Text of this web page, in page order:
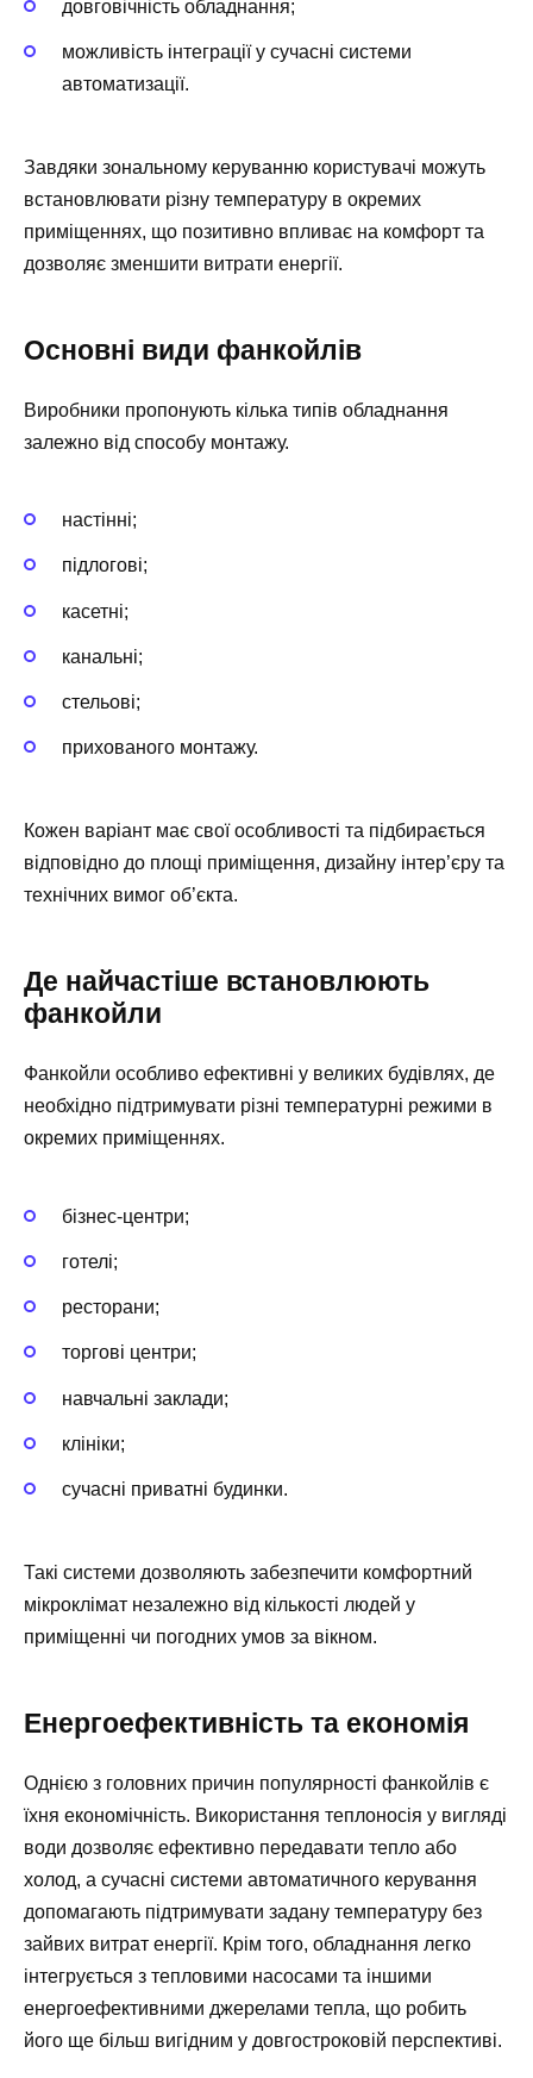
довговічність обладнання;
можливість інтеграції у сучасні системи
автоматизації.
Завдяки зональному керуванню користувачі можуть
встановлювати різну температуру в окремих
приміщеннях, що позитивно впливає на комфорт та
дозволяє зменшити витрати енергії.
Основні види фанкойлів
Виробники пропонують кілька типів обладнання
залежно від способу монтажу.
настінні;
підлогові;
касетні;
канальні;
стельові;
прихованого монтажу.
Кожен варіант має свої особливості та підбирається
відповідно до площі приміщення, дизайну інтер’єру та
технічних вимог об’єкта.
Де найчастіше встановлюють
фанкойли
Фанкойли особливо ефективні у великих будівлях, де
необхідно підтримувати різні температурні режими в
окремих приміщеннях.
бізнес-центри;
готелі;
ресторани;
торгові центри;
навчальні заклади;
клініки;
сучасні приватні будинки.
Такі системи дозволяють забезпечити комфортний
мікроклімат незалежно від кількості людей у
приміщенні чи погодних умов за вікном.
Енергоефективність та економія
Однією з головних причин популярності фанкойлів є
їхня економічність. Використання теплоносія у вигляді
води дозволяє ефективно передавати тепло або
холод, а сучасні системи автоматичного керування
допомагають підтримувати задану температуру без
зайвих витрат енергії. Крім того, обладнання легко
інтегрується з тепловими насосами та іншими
енергоефективними джерелами тепла, що робить
його ще більш вигідним у довгостроковій перспективі.